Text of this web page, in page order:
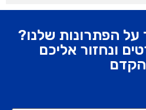
על הפתרונות שלנו?
ונחזור אליכם